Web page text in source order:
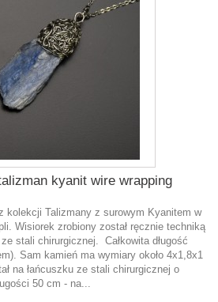
kyanit wire wrapping
kolekcji Talizmany z surowym Kyanitem w
Wisiorek zrobiony został ręcznie techniką
stali chirurgicznej. Całkowita długość
Sam kamień ma wymiary około 4x1,8x1
na łańcuszku ze stali chirurgicznej o
50 cm - na...